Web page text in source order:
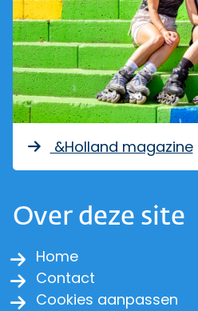
&Holland magazine
Over deze site
Home
Contact
Cookies aanpassen